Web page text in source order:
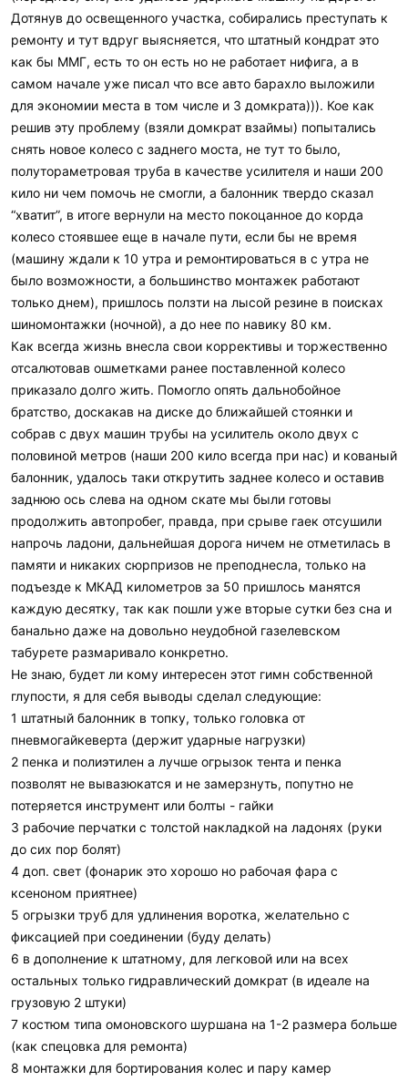
Дотянув до освещенного участка, собирались преступать к
ремонту и тут вдруг выясняется, что штатный кондрат это
как бы ММГ, есть то он есть но не работает нифига, а в
самом начале уже писал что все авто барахло выложили
для экономии места в том числе и 3 домкрата))). Кое как
решив эту проблему (взяли домкрат взаймы) попытались
снять новое колесо с заднего моста, не тут то было,
полутораметровая труба в качестве усилителя и наши 200
кило ни чем помочь не смогли, а балонник твердо сказал
“хватит”, в итоге вернули на место покоцанное до корда
колесо стоявшее еще в начале пути, если бы не время
(машину ждали к 10 утра и ремонтироваться в с утра не
было возможности, а большинство монтажек работают
только днем), пришлось ползти на лысой резине в поисках
шиномонтажки (ночной), а до нее по навику 80 км.
Как всегда жизнь внесла свои коррективы и торжественно
отсалютовав ошметками ранее поставленной колесо
приказало долго жить. Помогло опять дальнобойное
братство, доскакав на диске до ближайшей стоянки и
собрав с двух машин трубы на усилитель около двух с
половиной метров (наши 200 кило всегда при нас) и кованый
балонник, удалось таки открутить заднее колесо и оставив
заднюю ось слева на одном скате мы были готовы
продолжить автопробег, правда, при срыве гаек отсушили
напрочь ладони, дальнейшая дорога ничем не отметилась в
памяти и никаких сюрпризов не преподнесла, только на
подъезде к МКАД километров за 50 пришлось манятся
каждую десятку, так как пошли уже вторые сутки без сна и
банально даже на довольно неудобной газелевском
табурете размаривало конкретно.
Не знаю, будет ли кому интересен этот гимн собственной
глупости, я для себя выводы сделал следующие:
1 штатный балонник в топку, только головка от
пневмогайкеверта (держит ударные нагрузки)
2 пенка и полиэтилен а лучше огрызок тента и пенка
позволят не вывазюкатся и не замерзнуть, попутно не
потеряется инструмент или болты - гайки
3 рабочие перчатки с толстой накладкой на ладонях (руки
до сих пор болят)
4 доп. свет (фонарик это хорошо но рабочая фара с
ксеноном приятнее)
5 огрызки труб для удлинения воротка, желательно с
фиксацией при соединении (буду делать)
6 в дополнение к штатному, для легковой или на всех
остальных только гидравлический домкрат (в идеале на
грузовую 2 штуки)
7 костюм типа омоновского шуршана на 1-2 размера больше
(как спецовка для ремонта)
8 монтажки для бортирования колес и пару камер